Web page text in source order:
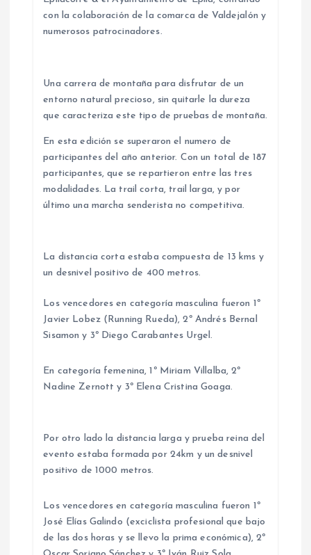
con la colaboración de la comarca de Valdejalón y
numerosos patrocinadores.
Una carrera de montaña para disfrutar de un
entorno natural precioso, sin quitarle la dureza
que caracteriza este tipo de pruebas de montaña.
En esta edición se superaron el numero de
participantes del año anterior. Con un total de 187
participantes, que se repartieron entre las tres
modalidades. La trail corta, trail larga, y por
último una marcha senderista no competitiva.
La distancia corta estaba compuesta de 13 kms y
un desnivel positivo de 400 metros.
Los vencedores en categoría masculina fueron 1º
Javier Lobez (Running Rueda), 2º Andrés Bernal
Sisamon y 3º Diego Carabantes Urgel.
En categoría femenina, 1º Miriam Villalba, 2º
Nadine Zernott y 3º Elena Cristina Goaga.
Por otro lado la distancia larga y prueba reina del
evento estaba formada por 24km y un desnivel
positivo de 1000 metros.
Los vencedores en categoría masculina fueron 1º
José Elías Galindo (exciclista profesional que bajo
de las dos horas y se llevo la prima económica), 2º